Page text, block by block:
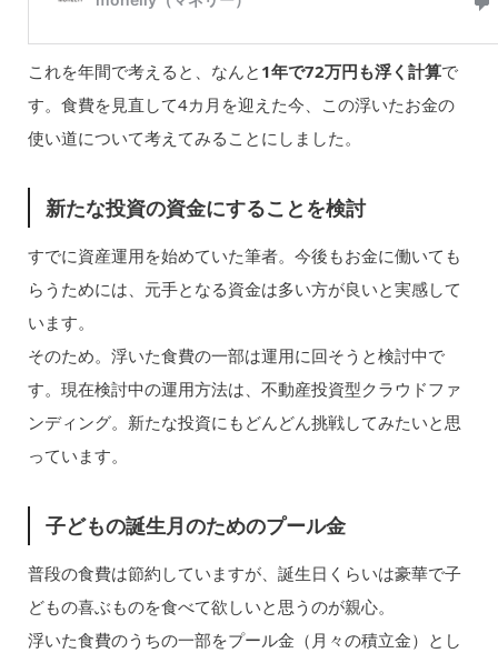
これを年間で考えると、なんと 1年で72万円も浮く計算で
す。食費を見直して4カ月を迎えた今、この浮いたお金の
使い道について考えてみることにしました。
新たな投資の資金にすることを検討
すでに資産運用を始めていた筆者。今後もお金に働いても
らうためには、元手となる資金は多い方が良いと実感して
います。
そのため。浮いた食費の一部は運用に回そうと検討中で
す。現在検討中の運用方法は、不動産投資型クラウドファ
ンディング。新たな投資にもどんどん挑戦してみたいと思
っています。
子どもの誕生月のためのプール金
普段の食費は節約していますが、誕生日くらいは豪華で子
どもの喜ぶものを食べて欲しいと思うのが親心。
浮いた食費のうちの一部をプール金（月々の積立金）とし